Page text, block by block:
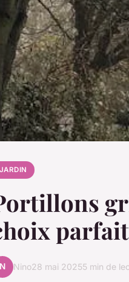
JARDIN
N Nino28 mai 20255 min de